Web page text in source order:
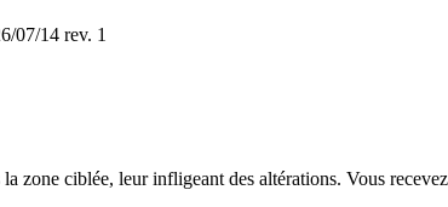
07/14 rev. 1
la zone ciblée, leur infligeant des altérations. Vous